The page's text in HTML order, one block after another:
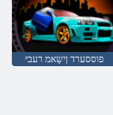
ּפוססערד ןישַאמ רעבי